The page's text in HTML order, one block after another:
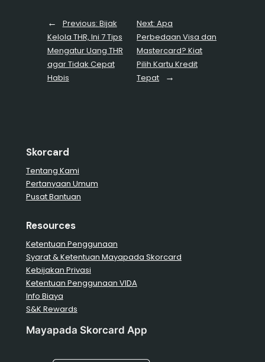
← Previous: Bijak
Kelola THR, Ini 7 Tips
Mengatur Uang THR
agar Tidak Cepat
Habis
Next:Apa
Perbedaan Visa dan
Mastercard? Kiat
Pilih Kartu Kredit
Tepat
→
Skorcard
Tentang Kami
Pertanyaan Umum
Pusat Bantuan
Resources
Ketentuan Penggunaan
Syarat & Ketentuan Mayapada Skorcard
Kebijakan Privasi
Ketentuan Penggunaan VIDA
Info Biaya
S&K Rewards
Mayapada Skorcard App